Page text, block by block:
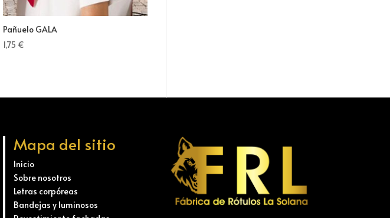
Pañuelo GALA
1,75€
Mapa del sitio
Inicio
Sobre nosotros
Letras corpóreas
Bandejas y luminosos